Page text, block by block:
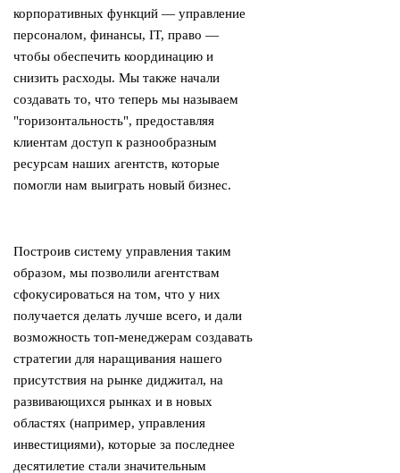
корпоративных функций — управление
персоналом, финансы, IT, право —
чтобы обеспечить координацию и
снизить расходы. Мы также начали
создавать то, что теперь мы называем
"горизонтальность", предоставляя
клиентам доступ к разнообразным
ресурсам наших агентств, которые
помогли нам выиграть новый бизнес.
Построив систему управления таким
образом, мы позволили агентствам
сфокусироваться на том, что у них
получается делать лучше всего, и дали
возможность топ-менеджерам создавать
стратегии для наращивания нашего
присутствия на рынке диджитал, на
развивающихся рынках и в новых
областях (например, управления
инвестициями), которые за последнее
десятилетие стали значительным